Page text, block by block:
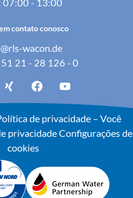
07:00 - 13:00
contato conosco
wacon.de
21 - 28 126 - 0
de privacidade – Você
privacidade Configurações de
cookies